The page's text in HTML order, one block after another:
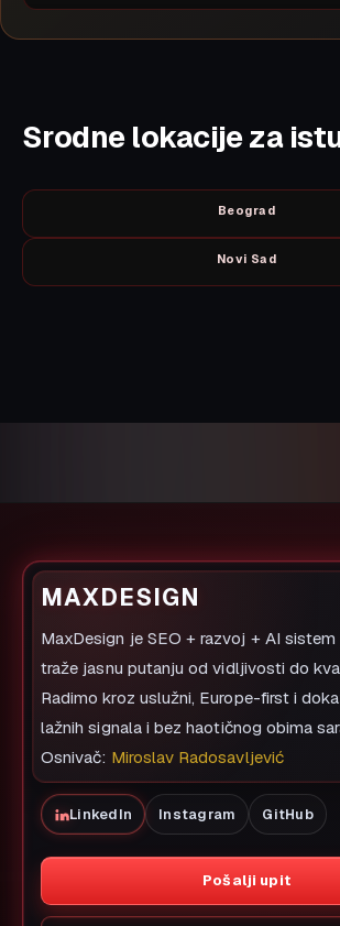
Srodne lokacije za
Beograd
Novi Sad
MAXDESIGN
MaxDesign je SEO + razvoj + AI
traže jasnu putanju od vidljivosti do
Radimo kroz uslužni, Europe-first i
lažnih signala i bez haotičnog obima
Osnivač: Miroslav Radosavljević
LinkedIn Instagram GitHub
Pošalji upit